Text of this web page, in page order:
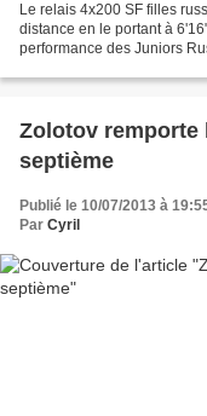
Le relais 4x200 SF filles
distance en le portant à
performance des Juniors
Zolotov remporte
septième
Publié le 10/07/2013 à
Par Cyril